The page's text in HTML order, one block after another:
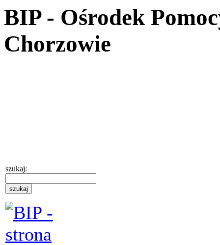
BIP - Ośrodek
Chorzowie
szukaj: